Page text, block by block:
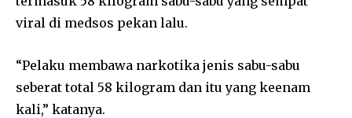
viral di medsos pekan lalu.
“Pelaku membawa narkotika jenis sabu-sabu
seberat total 58 kilogram dan itu yang keenam
kali,” katanya.